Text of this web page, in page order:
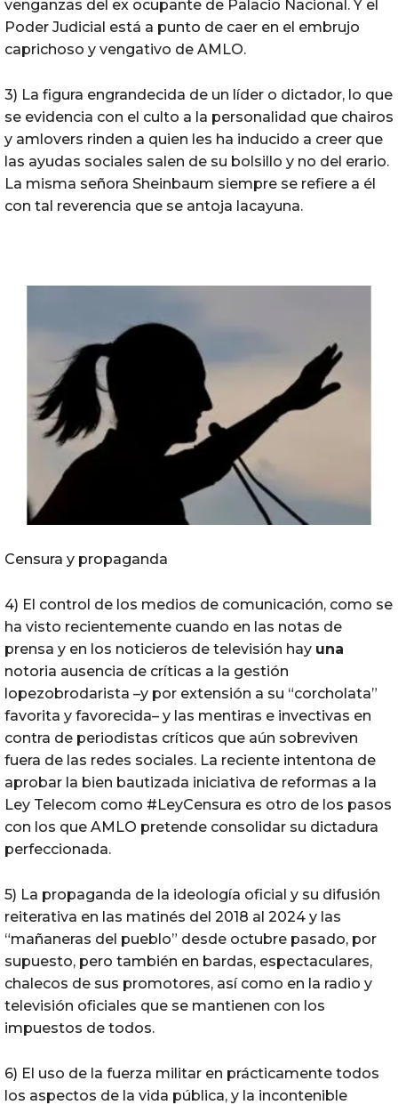
venganzas del ex ocupante de Palacio Nacional. Y el
Poder Judicial está a punto de caer en el embrujo
caprichoso y vengativo de AMLO.
3) La figura engrandecida de un líder o dictador, lo que
se evidencia con el culto a la personalidad que chairos
y amlovers rinden a quien les ha inducido a creer que
las ayudas sociales salen de su bolsillo y no del erario.
La misma señora Sheinbaum siempre se refiere a él
con tal reverencia que se antoja lacayuna.
Censura y propaganda
4) El control de los medios de comunicación, como se
ha visto recientemente cuando en las notas de
prensa y en los noticieros de televisión hay una
notoria ausencia de críticas a la gestión
lopezobrodarista –y por extensión a su “corcholata”
favorita y favorecida– y las mentiras e invectivas en
contra de periodistas críticos que aún sobreviven
fuera de las redes sociales. La reciente intentona de
aprobar la bien bautizada iniciativa de reformas a la
Ley Telecom como #LeyCensura es otro de los pasos
con los que AMLO pretende consolidar su dictadura
perfeccionada.
5) La propaganda de la ideología oficial y su difusión
reiterativa en las matinés del 2018 al 2024 y las
“mañaneras del pueblo” desde octubre pasado, por
supuesto, pero también en bardas, espectaculares,
chalecos de sus promotores, así como en la radio y
televisión oficiales que se mantienen con los
impuestos de todos.
6) El uso de la fuerza militar en prácticamente todos
los aspectos de la vida pública, y la incontenible